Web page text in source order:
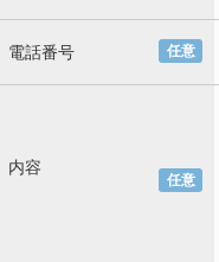
任意
電話番号
任意
内容